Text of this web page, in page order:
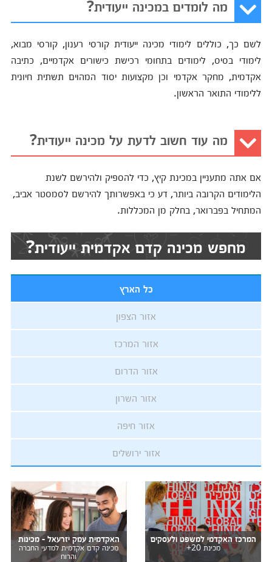
מה לומדים במכינה ייעודית?
לשם כך, כוללים לימודי מכינה ייעודית קורסי רענון, קורסי מבוא,
לימודי בסיס, לימודים בתחומי רכישת כישורים אקדמיים, כתיבה
אקדמית, מחקר אקדמי וכן מקצועות יסוד המהוים תשתית חיונית
ללימודי התואר הראשון.
מה עוד חשוב לדעת על מכינה ייעודית?
אם אתה מתעניין במכינת קיץ, כדי להספיק ולהירשם לשנת
הלימודים הקרובה ביותר, דע כי באפשרותך להירשם לסמסטר אביב,
המתחיל בפברואר, בחלק מן המכללות.
מחפש מכינה קדם אקדמית ייעודית?
כל הארץ
אזור הצפון
אזור המרכז
אזור הדרום
אזור השרון
אזור חיפה
אזור ירושלים
המרכז האקדמי למשפט ולעסקים
מכינת 20+
האקדמית עמק יזרעאל - מכינות
מכינה קדם אקדמית למדעי החברה
והרוח